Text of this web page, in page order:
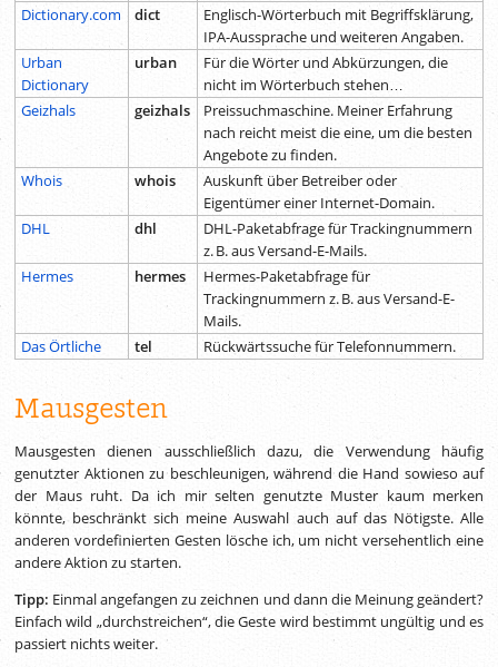
Dictionary.com
dict
Englisch-Wörterbuch mit Begriffsklärung,
IPA-Aussprache und weiteren Angaben.
Urban
Dictionary
urban
Für die Wörter und Abkürzungen, die
nicht im Wörterbuch stehen…
Geizhals
geizhals
Preissuchmaschine. Meiner Erfahrung
nach reicht meist die eine, um die besten
Angebote zu finden.
Whois
whois
Auskunft über Betreiber oder
Eigentümer einer Internet-Domain.
DHL
dhl
DHL-Paketabfrage für Trackingnummern
z. B.aus Versand-E-Mails.
Hermes
hermes
Hermes-Paketabfrage für
Trackingnummernz. B.aus Versand-E-
Mails.
Das Örtliche
tel Rückwärtssuche für Telefonnummern.
Mausgesten
Mausgesten dienen ausschließlich dazu, die Verwendung häufig
genutzter Aktionen zu beschleunigen, während die Hand sowieso auf
der Maus ruht. Da ich mir selten genutzte Muster kaum merken
könnte, beschränkt sich meine Auswahl auch auf das Nötigste. Alle
anderen vordefinierten Gesten lösche ich, um nicht versehentlich eine
andere Aktion zu starten.
Tipp: Einmal angefangen zu zeichnen und dann die Meinung geändert?
Einfach wild „durchstreichen“, die Geste wird bestimmt ungültig und es
passiert nichts weiter.